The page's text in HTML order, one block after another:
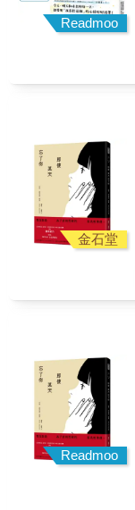
Readmoo
金石堂
Readmoo